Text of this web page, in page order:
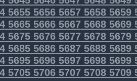
56555656565756585659
56655666566756685669
56755676567756785679
56855686568756885689
56955696569756985699
57055706570757085709